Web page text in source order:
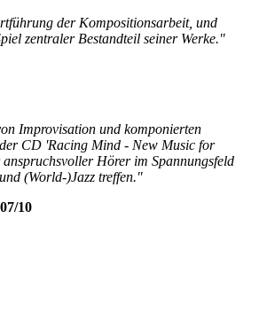
der Kompositionsarbeit, und
zentraler Bestandteil seiner Werke."
Improvisation und komponierten
CD 'Racing Mind - New Music for
Hörer im Spannungsfeld
(World-)Jazz treffen."
10